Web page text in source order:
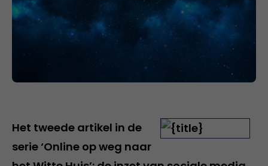
Het tweede artikel in de
serie ‘Online op weg naar